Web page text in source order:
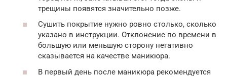
трещины появятся значительно позже.
Сушить покрытие нужно ровно столько, сколько
указано в инструкции. Отклонение по времени в
большую или меньшую сторону негативно
сказывается на качестве маникюра.
В первый день после маникюра рекомендуется